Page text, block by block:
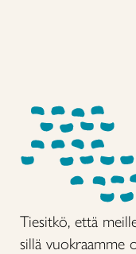
Tiesitkö, että
sillä vuokraamme